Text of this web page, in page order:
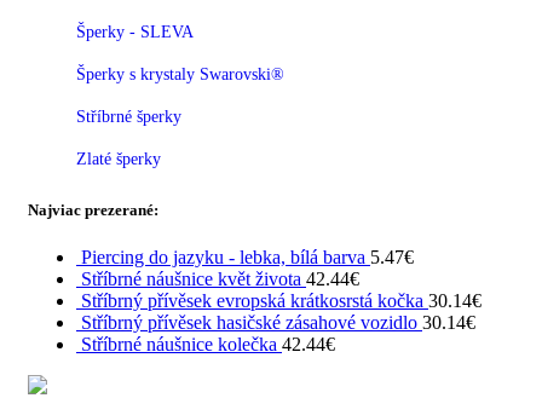
Šperky - SLEVA
Šperky s krystaly Swarovski®
Stříbrné šperky
Zlaté šperky
Najviac prezerané:
Piercing do jazyku - lebka, bílá barva 5.47€
Stříbrné náušnice květ života 42.44€
Stříbrný přívěsek evropská krátkosrstá kočka 30.14€
Stříbrný přívěsek hasičské zásahové vozidlo 30.14€
Stříbrné náušnice kolečka 42.44€